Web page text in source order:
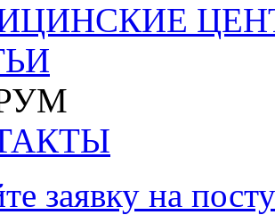
заявку на